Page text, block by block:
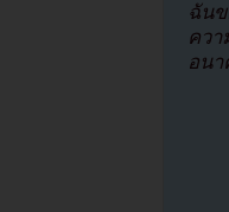
ฉัน
คว
อน